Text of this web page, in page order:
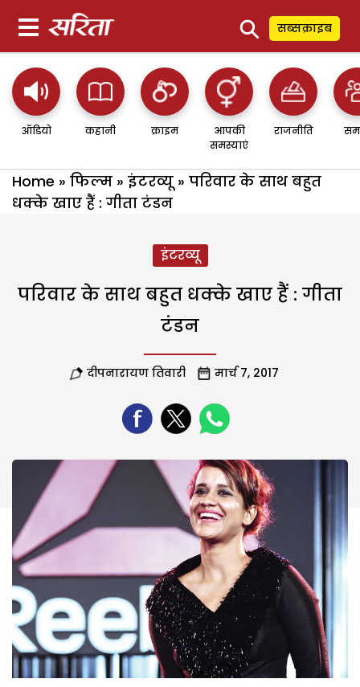
⚲ सब्सक्राइब
ऑडियो कहानी क्राइम
आपकी
समस्याएं
राजनीति
Home » फिल्म » इंटरव्यू» परिवार के साथ बहुत
धक्के खाए हैं : गीता टंडन
इंटरव्यू
परिवार के साथ बहुत धक्के खाए हैं : गीता
टंडन
दीपनारायण तिवारी मार्च 7, 2017